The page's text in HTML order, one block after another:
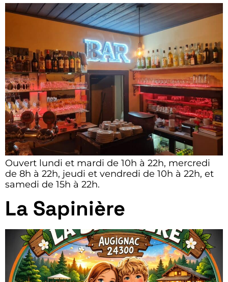
Ouvert lundi et mardi de 10h à 22h, mercredi
de 8h à 22h, jeudi et vendredi de 10h à 22h, et
samedi de 15h à 22h.
La Sapinière